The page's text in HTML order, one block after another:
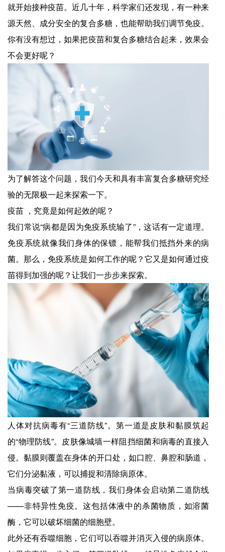
就开始接种疫苗。近几十年，科学家们还发现，有一种来
源天然、成分安全的复合多糖，也能帮助我们调节免疫。
你有没有想过，如果把疫苗和复合多糖结合起来，效果会
不会更好呢？
为了解答这个问题，我们今天和具有丰富复合多糖研究经
验的无限极一起来探索一下。
疫苗 ，究竟是如何起效的呢？
我们常说“病都是因为免疫系统输了”，这话有一定道理。
免疫系统就像我们身体的保镖，能帮我们抵挡外来的病
菌。那么，免疫系统是如何工作的呢？它又是如何通过疫
苗得到加强的呢？让我们一步步来探索。
人体对抗病毒有“三道防线”。第一道是皮肤和黏膜筑起
的“物理防线”。皮肤像城墙一样阻挡细菌和病毒的直接入
侵。黏膜则覆盖在身体的开口处，如口腔、鼻腔和肠道，
它们分泌黏液，可以捕捉和清除病原体。
当病毒突破了第一道防线，我们身体会启动第二道防线
——非特异性免疫。这包括体液中的杀菌物质，如溶菌
酶，它可以破坏细菌的细胞壁。
此外还有吞噬细胞，它们可以吞噬并消灭入侵的病原体。